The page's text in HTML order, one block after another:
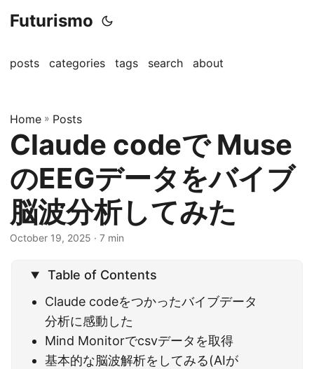
Futurismo
posts categories tags search about
Home » Posts
Claude codeで Muse
のEEGデータをバイブ
脳波分析してみた
October 19, 2025 · 7 min
Table of Contents
Claude codeをつかったバイブデータ
分析に感動した
Mind Monitorでcsvデータを取得
基本的な脳波解析をしてみる(AIが